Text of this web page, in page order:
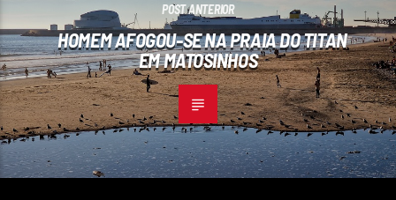
POST ANTERIOR
HOMEM AFOGOU-SE NA PRAIA DO TITAN
EM MATOSINHOS